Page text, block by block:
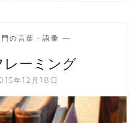
の言葉・語彙 —
レーミング
年12月18日